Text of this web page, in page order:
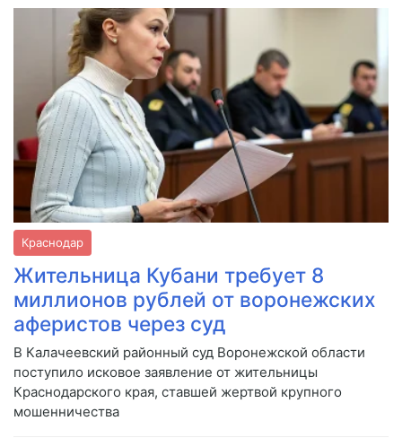
Краснодар
Жительница Кубани требует 8
миллионов рублей от воронежских
аферистов через суд
В Калачеевский районный суд Воронежской области
поступило исковое заявление от жительницы
Краснодарского края, ставшей жертвой крупного
мошенничества